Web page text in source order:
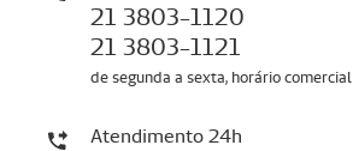
21 3803-1120
21 3803-1121
de segunda a sexta, horário comercial
Atendimento 24h